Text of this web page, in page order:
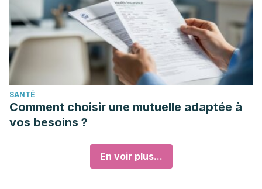
SANTÉ
Comment choisir une mutuelle adaptée à
vos besoins ?
En voir plus...